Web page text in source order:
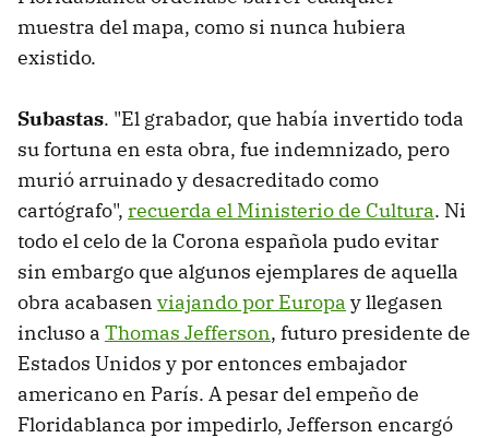
muestra del mapa, como si nunca hubiera
existido.
Subastas. "El grabador, que había invertido toda
su fortuna en esta obra, fue indemnizado, pero
murió arruinado y desacreditado como
cartógrafo", recuerda el Ministerio de Cultura. Ni
todo el celo de la Corona española pudo evitar
sin embargo que algunos ejemplares de aquella
obra acabasen viajando por Europa y llegasen
incluso a Thomas Jefferson, futuro presidente de
Estados Unidos y por entonces embajador
americano en París. A pesar del empeño de
Floridablanca por impedirlo, Jefferson encargó